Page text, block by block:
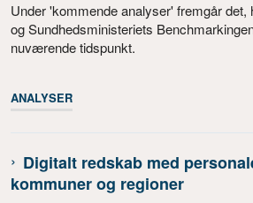
Under 'kommende analyser' fremgår
og Sundhedsministeriets
nuværende tidspunkt.
ANALYSER
Digitalt redskab med
kommuner og regioner